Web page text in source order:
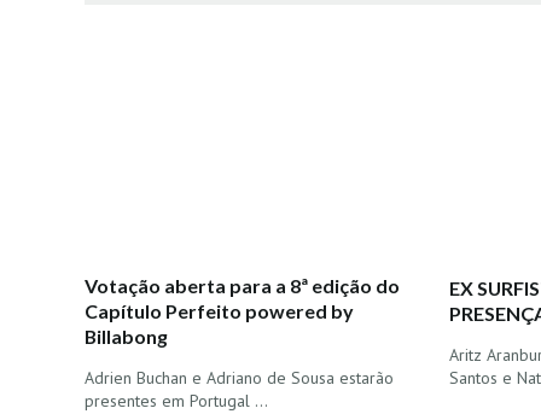
Votação aberta para a 8ª edição do
Capítulo Perfeito powered by
Billabong
Adrien Buchan e Adriano de Sousa estarão
presentes em Portugal …
EX
Aritz
Santos e